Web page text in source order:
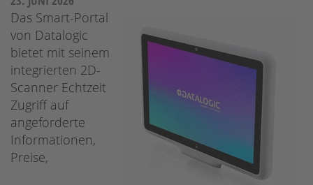
Das Smart-Portal
von Datalogic
bietet mit seinem
integrierten 2D-
Scanner Echtzeit
Zugriff auf
angeforderte
Informationen,
Preise,